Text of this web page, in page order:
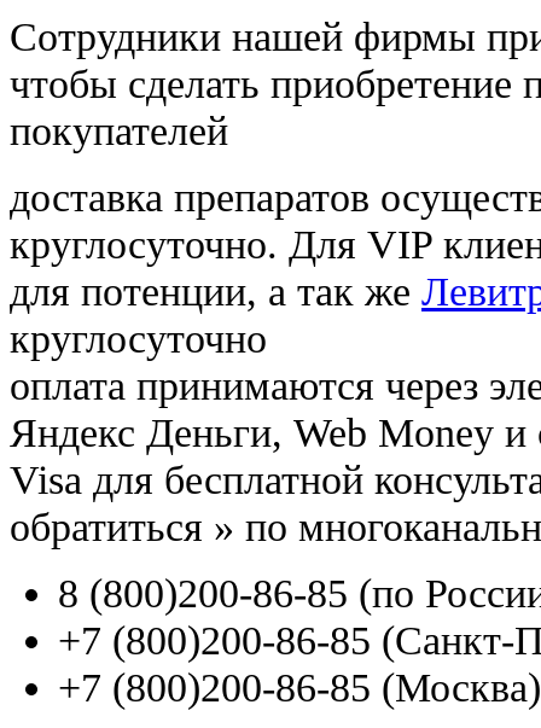
Cотрудники нашей фирмы
чтобы сделать приобретение
покупателей
доставка препаратов
круглосуточно. Для VIP
для потенции, а так же
круглосуточно
оплата принимаются через
Яндекс Деньги, Web Money и
Visa для бесплатной
обратиться » по
8 (800)200-86-85 (по
+7 (800)200-86-85 (Санкт-
+7 (800)200-86-85 (Москва)